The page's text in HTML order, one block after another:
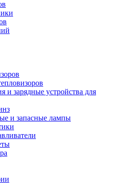
и зарядные устройства для
и запасные лампы